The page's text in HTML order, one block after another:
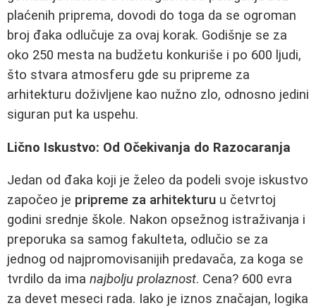
plaćenih priprema, dovodi do toga da se ogroman
broj đaka odlučuje za ovaj korak. Godišnje se za
oko 250 mesta na budžetu konkuriše i po 600 ljudi,
što stvara atmosferu gde su pripreme za
arhitekturu doživljene kao nužno zlo, odnosno jedini
siguran put ka uspehu.
Lično Iskustvo: Od Očekivanja do Razocaranja
Jedan od đaka koji je želeo da podeli svoje iskustvo
započeo je pripreme za arhitekturu u četvrtoj
godini srednje škole. Nakon opsežnog istraživanja i
preporuka sa samog fakulteta, odlučio se za
jednog od najpromovisanijih predavača, za koga se
tvrdilo da ima najbolju prolaznost. Cena? 600 evra
za devet meseci rada. Iako je iznos značajan, logika